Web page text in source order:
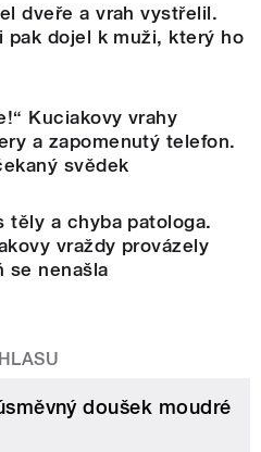
dveře a vrah vystřelil.
pak dojel k muži, který ho
Kuciakovy vrahy
a zapomenutý telefon.
svědek
těly a chyba patologa.
vraždy provázely
se nenašla
doušek moudré